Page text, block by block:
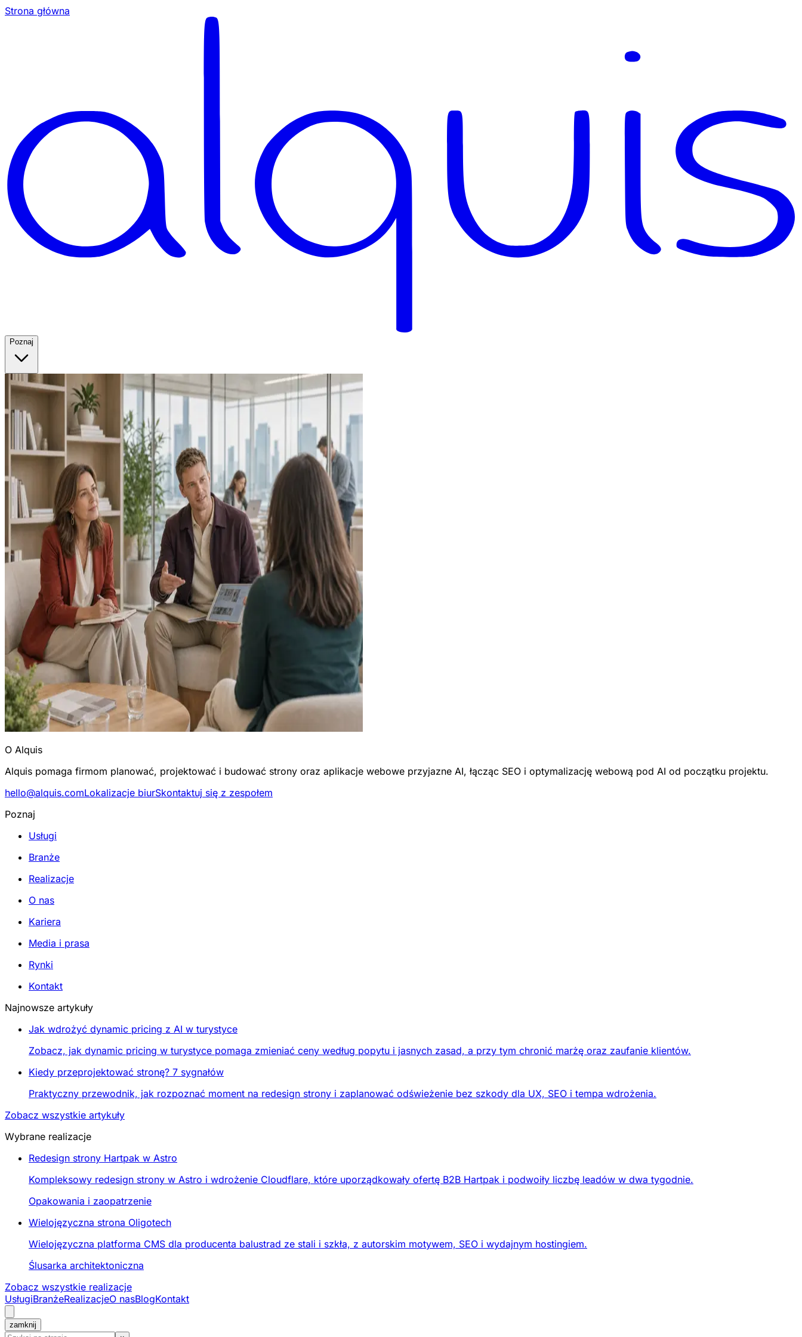
Strona główna
Poznaj
O Alquis
Alquis pomaga firmom planować, projektować i budować strony oraz aplikacje webowe przyjazne AI, łącząc SEO i optymalizację webową pod AI od początku projektu.
hello@alquis.comLokalizacje biurSkontaktuj się z zespołem
Poznaj
Usługi
Branże
Realizacje
O nas
Kariera
Media i prasa
Rynki
Kontakt
Najnowsze artykuły
Jak wdrożyć dynamic pricing z AI w turystyce
Zobacz, jak dynamic pricing w turystyce pomaga zmieniać ceny według popytu i jasnych zasad, a przy tym chronić marżę oraz zaufanie klientów.
Kiedy przeprojektować stronę? 7 sygnałów
Praktyczny przewodnik, jak rozpoznać moment na redesign strony i zaplanować odświeżenie bez szkody dla UX, SEO i tempa wdrożenia.
Zobacz wszystkie artykuły
Wybrane realizacje
Redesign strony Hartpak w Astro
Kompleksowy redesign strony w Astro i wdrożenie Cloudflare, które uporządkowały ofertę B2B Hartpak i podwoiły liczbę leadów w dwa tygodnie.
Opakowania i zaopatrzenie
Wielojęzyczna strona Oligotech
Wielojęzyczna platforma CMS dla producenta balustrad ze stali i szkła, z autorskim motywem, SEO i wydajnym hostingiem.
Ślusarka architektoniczna
Zobacz wszystkie realizacje
UsługiBranżeRealizacjeO nasBlogKontakt
zamknij